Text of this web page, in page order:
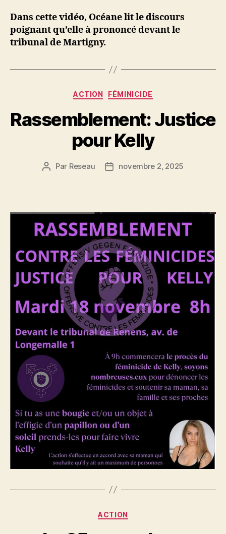
Dans cette vidéo, Océane lit le discours
poignant qu’elle à prononcé devant le
tribunal de Martigny.
Catégories
ACTION FÉMINICIDE
Rassemblement: Justice
pour Kelly
Auteur
Par Reseau
Datenovembre 2, 2025
Catégories
ACTION